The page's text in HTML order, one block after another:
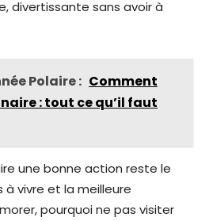
divertissante sans avoir à
Polaire : Comment
: tout ce qu’il faut
une bonne action reste le
vivre et la meilleure
pourquoi ne pas visiter